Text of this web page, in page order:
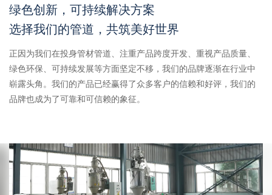
绿色创新，可持续解决方案
选择我们的管道，共筑美好世界
正因为我们在投身管材管道、注重产品跨度开发、重视产品质量、
绿色环保、可持续发展等方面坚定不移，我们的品牌逐渐在行业中
崭露头角。我们的产品已经赢得了众多客户的信赖和好评，我们的
品牌也成为了可靠和可信赖的象征。